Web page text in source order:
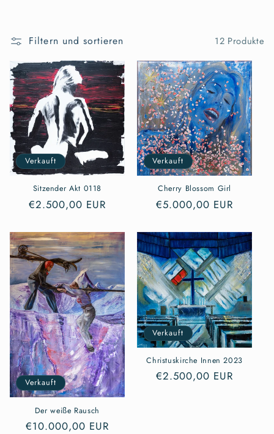
Filtern und sortieren 12 Produkte
Verkauft
Sitzender Akt 0118
Normaler
€2.500,00 EUR
Verkauft
Cherry Blossom Girl
Normaler
€5.000,00 EUR
Verkauft
Der weiße Rausch
Normaler
€10.000,00 EUR
Verkauft
Christuskirche Innen 2023
Normaler
€2.500,00 EUR